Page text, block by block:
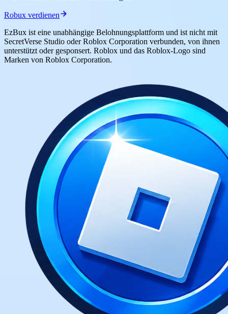
Robux verdienen
EzBux ist eine unabhängige Belohnungsplattform und ist nicht mit
SecretVerse Studio oder Roblox Corporation verbunden, von ihnen
unterstützt oder gesponsert. Roblox und das Roblox-Logo sind
Marken von Roblox Corporation.